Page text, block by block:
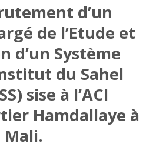
d’un
de l’Etude et
d’un Système
du Sahel
sise à l’ACI
Hamdallaye à
Mali.